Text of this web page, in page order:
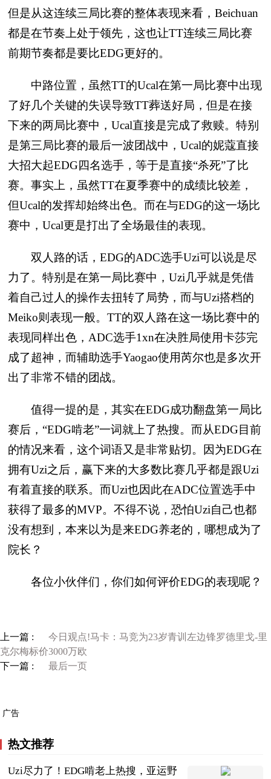
但是从这连续三局比赛的整体表现来看，Beichuan
都是在节奏上处于领先，这也让TT连续三局比赛
前期节奏都是要比EDG更好的。
中路位置，虽然TT的Ucal在第一局比赛中出现
了好几个关键的失误导致TT葬送好局，但是在接
下来的两局比赛中，Ucal直接是完成了救赎。特别
是第三局比赛的最后一波团战中，Ucal的妮蔻直接
大招大起EDG四名选手，等于是直接“杀死”了比
赛。事实上，虽然TT在夏季赛中的成绩比较差，
但Ucal的发挥却始终出色。而在与EDG的这一场比
赛中，Ucal更是打出了全场最佳的表现。
双人路的话，EDG的ADC选手Uzi可以说是尽
力了。特别是在第一局比赛中，Uzi几乎就是凭借
着自己过人的操作去扭转了局势，而与Uzi搭档的
Meiko则表现一般。TT的双人路在这一场比赛中的
表现同样出色，ADC选手1xn在决胜局使用卡莎完
成了超神，而辅助选手Yaogao使用芮尔也是多次开
出了非常不错的团战。
值得一提的是，其实在EDG成功翻盘第一局比
赛后，“EDG啃老”一词就上了热搜。而从EDG目前
的情况来看，这个词语又是非常贴切。因为EDG在
拥有Uzi之后，赢下来的大多数比赛几乎都是跟Uzi
有着直接的联系。而Uzi也因此在ADC位置选手中
获得了最多的MVP。不得不说，恐怕Uzi自己也都
没有想到，本来以为是来EDG养老的，哪想成为了
院长？
各位小伙伴们，你们如何评价EDG的表现呢？
上一篇 :
今日观点!马卡：马竞为23岁青训左边锋罗德里戈-里
克尔梅标价3000万欧
下一篇 :
最后一页
广告
热文推荐
Uzi尽力了！EDG啃老上热搜，亚运野